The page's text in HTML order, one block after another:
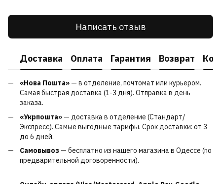
Написать отзыв
Доставка Оплата Гарантия Возврат
«Нова Пошта» — в отделение, почтомат или курьером.
Самая быстрая доставка (1-3 дня). Отправка в день
заказа.
«Укрпошта» — доставка в отделение (Стандарт/
Экспресс). Самые выгодные тарифы. Срок доставки: от 3
до 6 дней.
Самовывоз — бесплатно из нашего магазина в Одессе (по
предварительной договоренности).